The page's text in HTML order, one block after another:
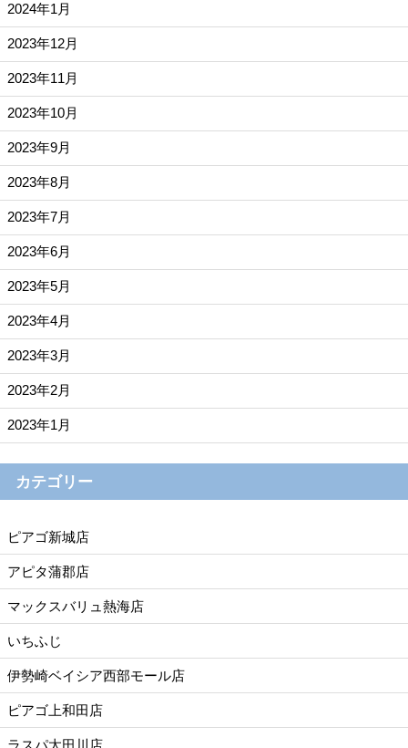
2024年1月
2023年12月
2023年11月
2023年10月
2023年9月
2023年8月
2023年7月
2023年6月
2023年5月
2023年4月
2023年3月
2023年2月
2023年1月
カテゴリー
ピアゴ新城店
アピタ蒲郡店
マックスバリュ熱海店
いちふじ
伊勢崎ベイシア西部モール店
ピアゴ上和田店
ラスパ太田川店